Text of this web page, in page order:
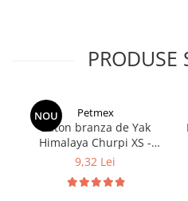
PRODUSE
NOU Petmex
Baton branza de Yak
Himalaya Churpi XS -
recompensa caini
9,32 Lei